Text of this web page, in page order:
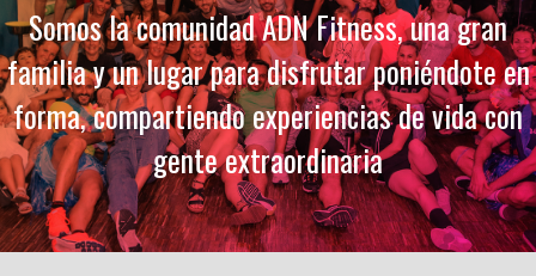
Somos la comunidad ADN Fitness, una gran
familia y un lugar para disfrutar poniéndote en
forma, compartiendo experiencias de vida con
gente extraordinaria